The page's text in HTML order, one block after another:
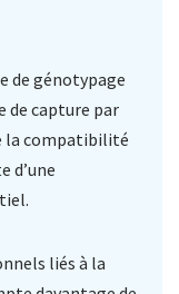
de génotypage
de capture par
la compatibilité
d’une
liés à la